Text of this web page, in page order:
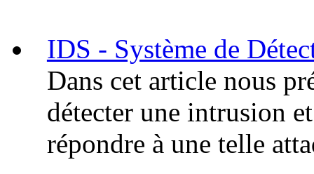
IDS - Système de
Dans cet article nous
détecter une intrusion
répondre à une telle